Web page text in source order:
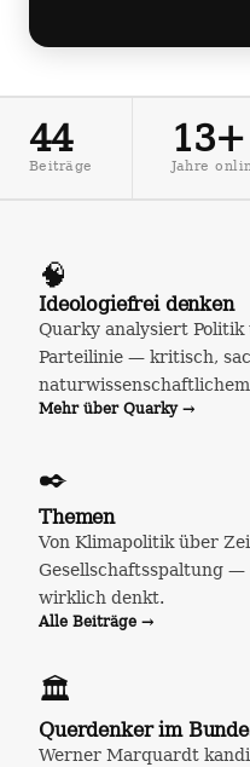
44
Beiträge
13+
Jahre
🧠
Ideologiefrei denken
Quarky analysiert Politik
Parteilinie — kritisch,
Mehr über Quarky →
✒️
Themen
Von Klimapolitik über
Gesellschaftsspaltung
wirklich denkt.
Alle Beiträge →
🏛️
Querdenker im
Werner Marquardt